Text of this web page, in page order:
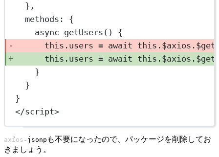
},
methods: {
async getUsers () {
this .users = await this .$axios. $get
this .users = await this .$axios. $get
}
}
}
</script>
axios-jsonp も不要になったので、パッケージを削除してお
きましょう。